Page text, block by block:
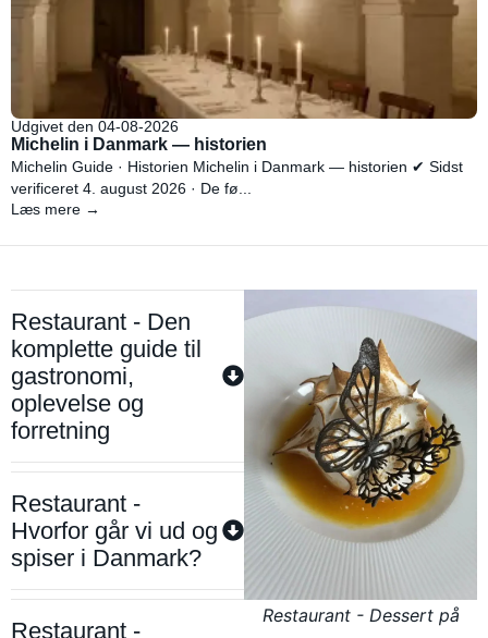
Udgivet den 04-08-2026
Michelin i Danmark — historien
Michelin Guide · Historien Michelin i Danmark — historien ✔ Sidst
verificeret 4. august 2026 · De fø...
Læs mere →
Restaurant - Den
komplette guide til
gastronomi,
oplevelse og
forretning
Restaurant -
Hvorfor går vi ud og
spiser i Danmark?
Restaurant -
Restaurant - Dessert på